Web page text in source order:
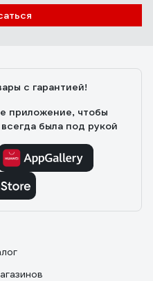
с гарантией!
приложение, чтобы
была под рукой